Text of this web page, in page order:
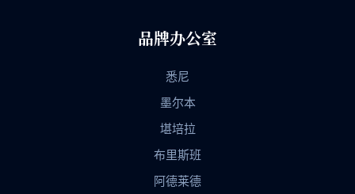
品牌办公室
悉尼
墨尔本
堪培拉
布里斯班
阿德莱德